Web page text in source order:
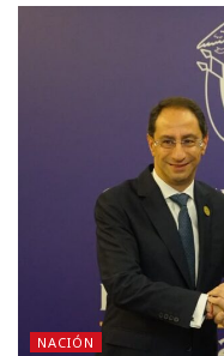
NACIÓN